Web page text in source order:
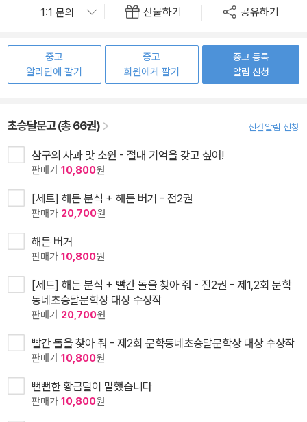
선물하기 공유하기
중고
알라딘에 팔기
중고
회원에게 팔기
중고 등록
알림 신청
초승달문고 (총 66권) 신간알림 신청
삼구의 사과 맛 소원 - 절대 기억을 갖고 싶어!
판매가 10,800원
[세트] 해든 분식 + 해든 버거 - 전2권
판매가 20,700원
해든 버거
판매가 10,800원
[세트] 해든 분식 + 빨간 돌을 찾아 줘 - 전2권 - 제1,2회 문학
동네초승달문학상 대상 수상작
판매가 20,700원
빨간 돌을 찾아 줘 - 제2회 문학동네초승달문학상 대상 수상작
판매가 10,800원
뻔뻔한 황금털이 말했습니다
판매가 10,800원